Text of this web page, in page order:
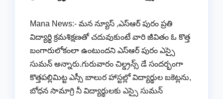
Mana News:- మన న్యూస్ ,ఎస్ఆర్ పురం ప్రతి
విద్యార్థి క్రమశిక్షణతో చదువుకుంటే వారి జీవితం ఓ కొత్త
బంగారులోకంలా ఉంటుందని ఎస్ఆర్ పురం ఎస్సై
సుమన్ అన్నారు.గురువారం చిల్డ్రన్స్ డే సందర్భంగా
కొత్తపల్లిమిట్ట ఎస్సీ బాలుర హాస్టల్లో విద్యార్థుల బకెట్లను,
బోధన సామాగ్రి నీ విద్యార్థులకు ఎస్సై సుమన్